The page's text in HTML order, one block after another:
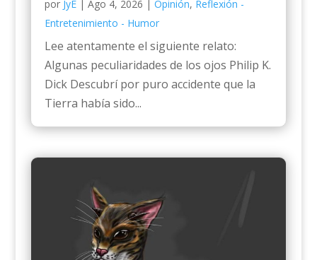
por JyE| Ago 4, 2026 | Opinión, Reflexión -
Entretenimiento - Humor
Lee atentamente el siguiente relato:
Algunas peculiaridades de los ojos Philip K.
Dick Descubrí por puro accidente que la
Tierra había sido...